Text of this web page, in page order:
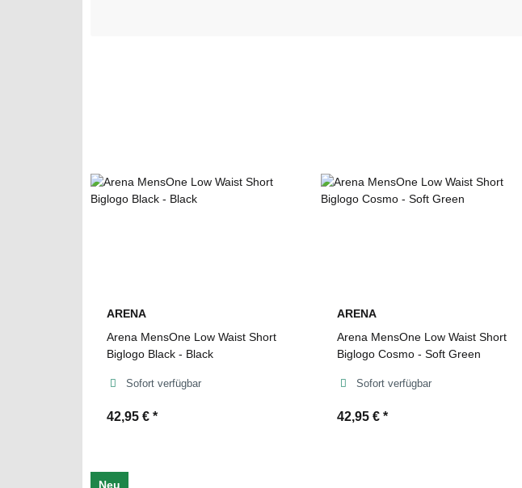
ARENA
Arena MensOne Low Waist Short
Biglogo Black - Black
Sofort verfügbar
42,95 € *
ARENA
Arena MensOne Low Waist Short
Biglogo Cosmo - Soft Green
Sofort verfügbar
42,95 € *
Neu